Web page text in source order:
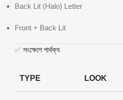
Back Lit (Halo) Letter
Front + Back Lit
✅ সংক্ষেপে পার্থক্য
TYPE LOOK